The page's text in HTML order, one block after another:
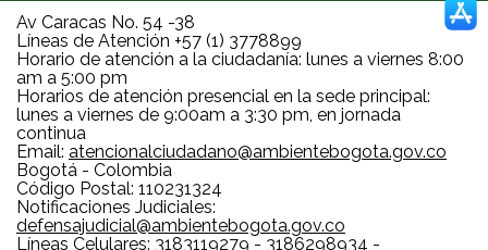
Av Caracas No. 54 -38
Líneas de Atención +57 (1) 3778899
Horario de atención a la ciudadanía: lunes a viernes 8:00
am a 5:00 pm
Horarios de atención presencial en la sede principal:
lunes a viernes de 9:00am a 3:30 pm, en jornada
continua
Email: atencionalciudadano@ambientebogota.gov.co
Bogotá - Colombia
Código Postal: 110231324
Notificaciones Judiciales:
defensajudicial@ambientebogota.gov.co
Líneas Celulares: 3183119279 - 3186298934 -